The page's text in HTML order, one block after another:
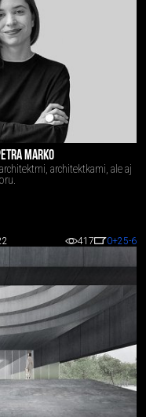
MARKO
architektkami, ale aj
417 0+25-6